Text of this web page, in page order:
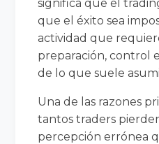
significa que el
que el éxito sea
actividad que
preparación, control
de lo que suele
Una de las razones
tantos traders
percepción errónea